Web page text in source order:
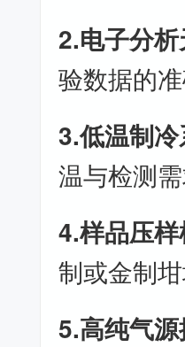
2.电子分
验数据的准
3.低温制冷
温与检测需
4.样品压
制或金制坩
5.高纯气源